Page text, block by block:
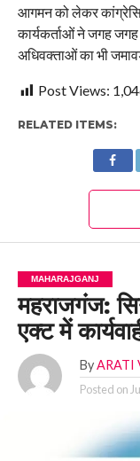
आगमन को लेकर
कार्यकर्ताओं ने जगह
अधिवक्ताओं का भी
Post Views:
RELATED ITEMS:
MAHARAJGANJ
महराजगंज:
एक्ट में
By ARATI
Posted on